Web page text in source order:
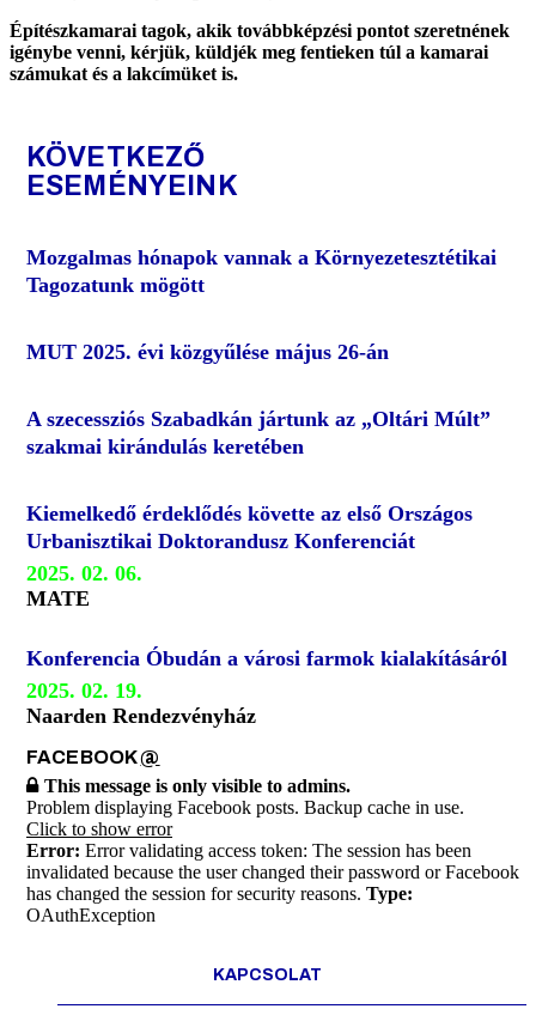
Építészkamarai tagok, akik továbbképzési pontot szeretnének
igénybe venni, kérjük, küldjék meg fentieken túl a kamarai
számukat és a lakcímüket is.
KÖVETKEZŐ
ESEMÉNYEINK
Mozgalmas hónapok vannak a Környezetesztétikai
Tagozatunk mögött
MUT 2025. évi közgyűlése május 26-án
A szecessziós Szabadkán jártunk az „Oltári Múlt”
szakmai kirándulás keretében
Kiemelkedő érdeklődés követte az első Országos
Urbanisztikai Doktorandusz Konferenciát
2025. 02. 06.
MATE
Konferencia Óbudán a városi farmok kialakításáról
2025. 02. 19.
Naarden Rendezvényház
FACEBOOK@
This message is only visible to admins.
Problem displaying Facebook posts. Backup cache in use.
Click to show error
Error: Error validating access token: The session has been
invalidated because the user changed their password or Facebook
has changed the session for security reasons. Type:
OAuthException
KAPCSOLAT